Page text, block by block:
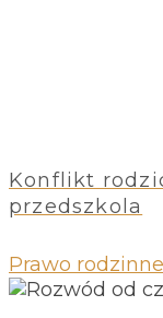
Konflikt
przedszkola
Prawo rodzinne